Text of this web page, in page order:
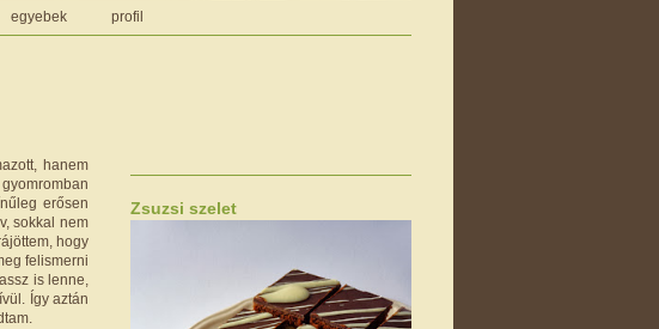
egyebek profil
hanem
erősen
sokkal nem
hogy
felismerni
is lenne,
Így aztán
Zsuzsi szelet